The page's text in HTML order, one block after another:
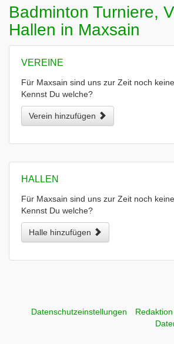
Badminton Turniere,
Hallen in Maxsain
VEREINE
Für Maxsain sind uns zur Zeit noch
Kennst Du welche?
Verein hinzufügen
HALLEN
Für Maxsain sind uns zur Zeit noch
Kennst Du welche?
Halle hinzufügen
Datenschutzeinstellungen Redaktion